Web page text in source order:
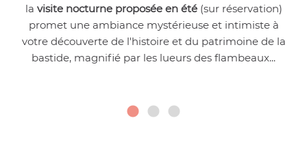
la visite nocturne proposée en été(sur réservation)
promet une ambiance mystérieuse et intimiste à
votre découverte de l'histoire et du patrimoine de la
bastide, magnifié par les lueurs des flambeaux...